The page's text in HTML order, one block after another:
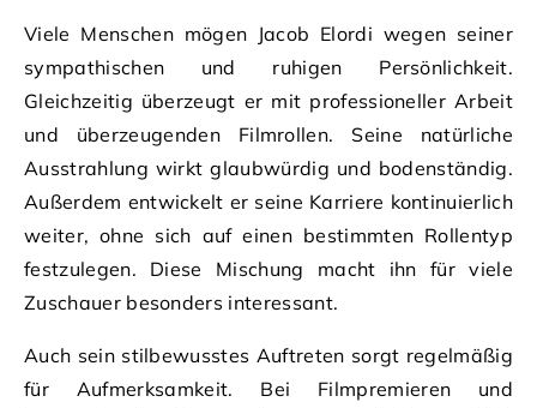
Viele Menschen mögen Jacob Elordi wegen seiner
sympathischen und ruhigen Persönlichkeit.
Gleichzeitig überzeugt er mit professioneller Arbeit
und überzeugenden Filmrollen. Seine natürliche
Ausstrahlung wirkt glaubwürdig und bodenständig.
Außerdem entwickelt er seine Karriere kontinuierlich
weiter, ohne sich auf einen bestimmten Rollentyp
festzulegen. Diese Mischung macht ihn für viele
Zuschauer besonders interessant.
Auch sein stilbewusstes Auftreten sorgt regelmäßig
für Aufmerksamkeit. Bei Filmpremieren und